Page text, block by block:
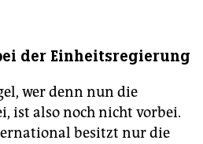
der Einheitsregierung
wer denn nun die
ist also noch nicht vorbei.
besitzt nur die